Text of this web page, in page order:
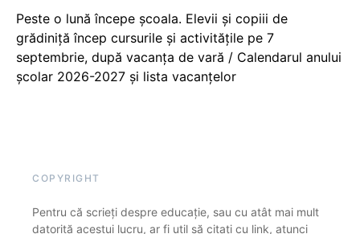
Peste o lună începe școala. Elevii și copiii de
grădiniță încep cursurile și activitățile pe 7
septembrie, după vacanța de vară / Calendarul anului
școlar 2026-2027 și lista vacanțelor
COPYRIGHT
Pentru că scrieți despre educație, sau cu atât mai mult
datorită acestui lucru, ar fi util să citați cu link, atunci